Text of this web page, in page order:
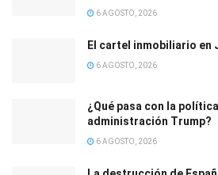
6 AGOSTO, 2026
El cartel inmobiliario en
6 AGOSTO, 2026
¿Qué pasa con la
administración Trump?
6 AGOSTO, 2026